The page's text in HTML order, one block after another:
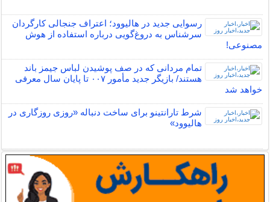
رسوایی جدید در هالیوود؛ اعتراف جنجالی کارگردان
سرشناس به دروغ‌گویی درباره استفاده از هوش
مصنوعی!
تمام مردانی که در صف پوشیدن لباس جیمز باند
هستند/ بازیگر جدید مأمور ۰۰۷ تا پایان سال معرفی
خواهد شد
شرط تارانتینو برای ساخت دنباله «روزی روزگاری در
هالیوود»